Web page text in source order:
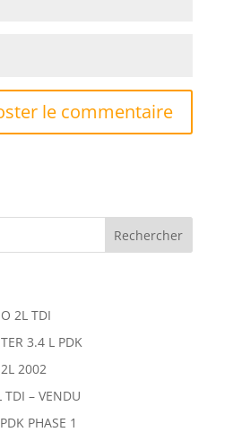
2L TDI
3.4 L PDK
2002
– VENDU
PHASE 1